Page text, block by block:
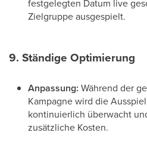
festgelegten Datum live
Zielgruppe ausgespielt.
9. Ständige Optimierung
Anpassung: Während der
Kampagne wird die
kontinuierlich überwacht
zusätzliche Kosten.